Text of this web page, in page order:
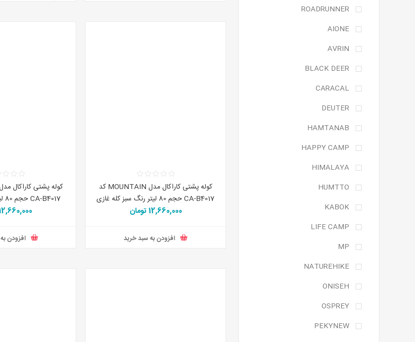
کوله پشتی کاراکال مدل MOUNTAIN کد
CA-B4017 حجم 80 لیتر رنگ سبز کله غازی
12,660,000 تومان
افزودن به سبد خرید
CA-B4017 حجم 80 لیتر رنگ سورمه ای
12,660,000
افزودن
ROADRUNNER
AIONE
AVRIN
BLACK DEER
CARACAL
DEUTER
HAMTANAB
HAPPY CAMP
HIMALAYA
HUMTTO
KABOK
LIFE CAMP
MP
NATUREHIKE
ONISEH
OSPREY
PEKYNEW